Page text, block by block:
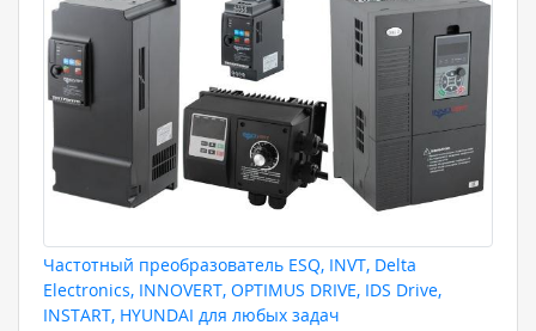
Частотный преобразователь ESQ, INVT, Delta
Electronics, INNOVERT, OPTIMUS DRIVE, IDS Drive,
INSTART, HYUNDAI для любых задач